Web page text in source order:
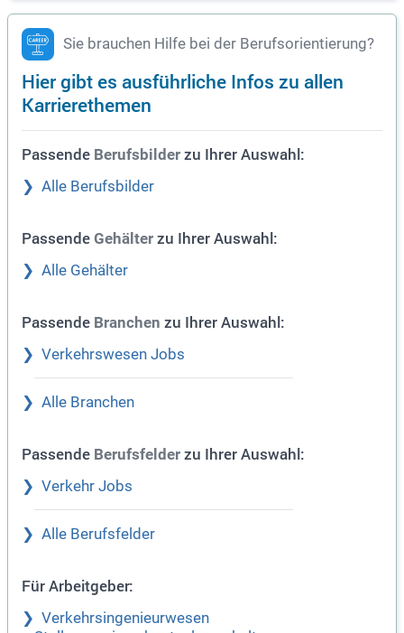
Sie brauchen Hilfe bei der Berufsorientierung?
Hier gibt es ausführliche Infos zu allen
Karrierethemen
Passende Berufsbilder zu Ihrer Auswahl:
Alle Berufsbilder
Passende Gehälter zu Ihrer Auswahl:
Alle Gehälter
Passende Branchen zu Ihrer Auswahl:
Verkehrswesen Jobs
Alle Branchen
Passende Berufsfelder zu Ihrer Auswahl:
Verkehr Jobs
Alle Berufsfelder
Für Arbeitgeber:
Verkehrsingenieurwesen